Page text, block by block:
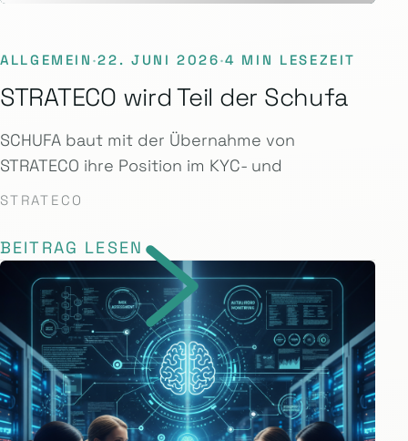
ALLGEMEIN ·22. JUNI 2026·4 MIN LESEZEIT
STRATECO wird Teil der Schufa
SCHUFA baut mit der Übernahme von
STRATECO ihre Position im KYC- und
STRATECO
BEITRAG LESEN